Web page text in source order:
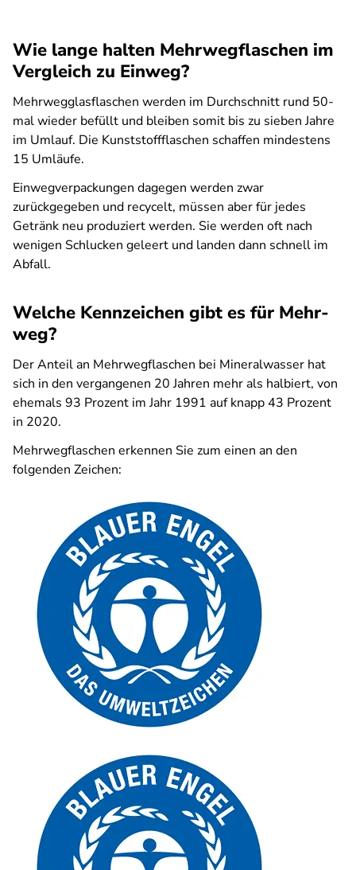
Wie lange halten Mehrwegflaschen im
Vergleich zu Einweg?
Mehrwegglasflaschen werden im Durchschnitt rund 50-
mal wieder befüllt und bleiben somit bis zu sieben Jahre
im Umlauf. Die Kunststoffflaschen schaffen mindestens
15 Umläufe.
Einwegverpackungen dagegen werden zwar
zurückgegeben und recycelt, müssen aber für jedes
Getränk neu produziert werden. Sie werden oft nach
wenigen Schlucken geleert und landen dann schnell im
Abfall.
Welche Kennzeichen gibt es für Mehr­
weg?
Der Anteil an Mehrwegflaschen bei Mineralwasser hat
sich in den vergangenen 20 Jahren mehr als halbiert, von
ehemals 93 Prozent im Jahr 1991 auf knapp 43 Prozent
in 2020.
Mehrwegflaschen erkennen Sie zum einen an den
folgenden Zeichen: